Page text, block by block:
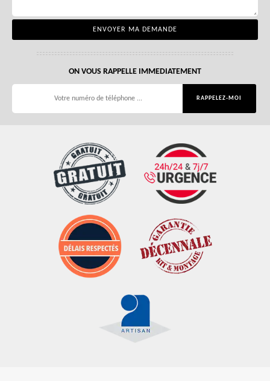
ON VOUS RAPPELLE IMMEDIATEMENT